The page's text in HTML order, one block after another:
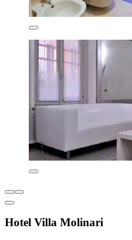
Hotel Villa Molinari